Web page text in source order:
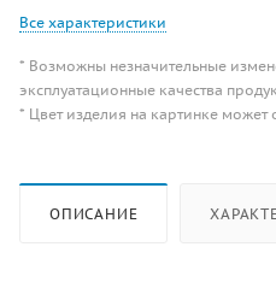
Все характеристики
* Возможны незначительные
эксплуатационные качества
* Цвет изделия на картинке может
ОПИСАНИЕ